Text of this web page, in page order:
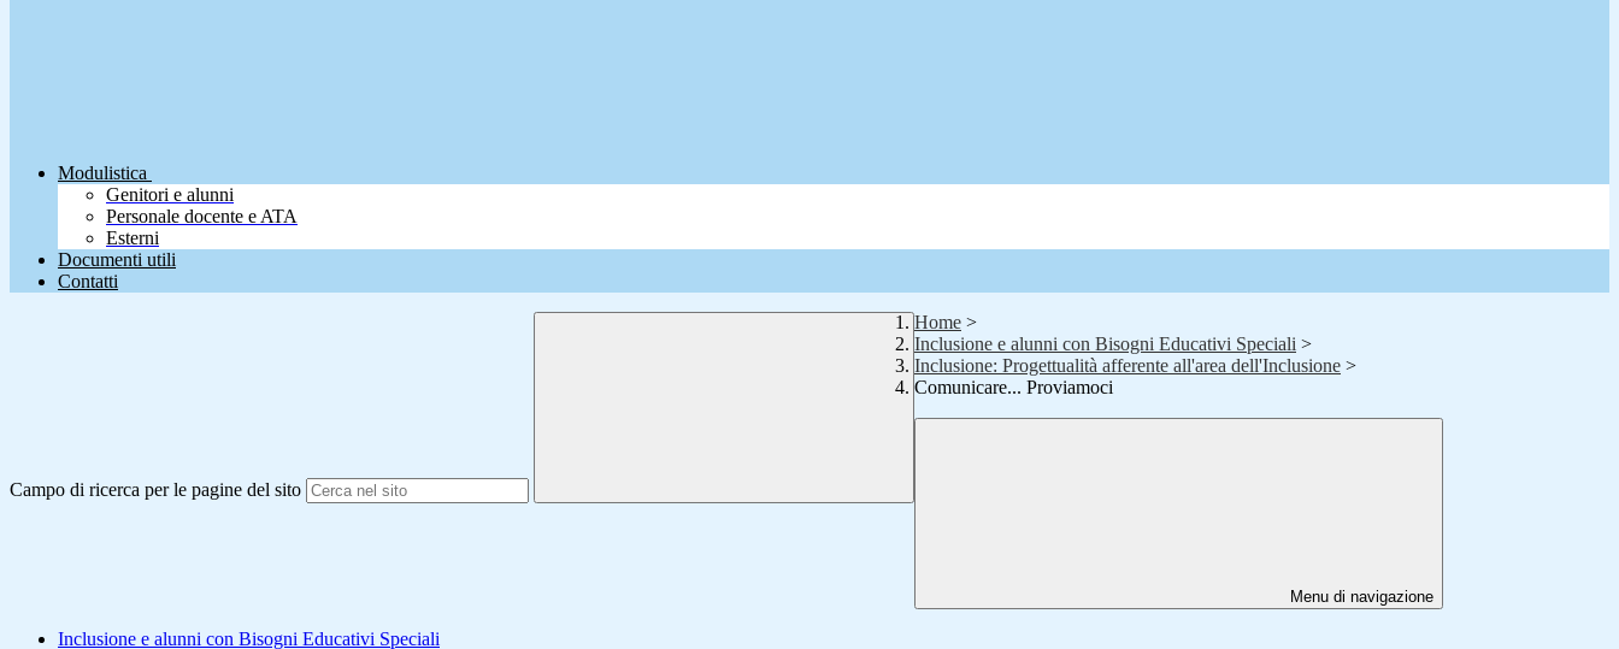
Modulistica
Genitori e alunni
Personale docente e ATA
Esterni
Documenti utili
Contatti
Campo di ricerca per le pagine del sito
Home >
Inclusione e alunni con Bisogni Educativi Speciali >
Inclusione: Progettualità afferente all'area dell'Inclusione >
Comunicare... Proviamoci
Menu di navigazione
Inclusione e alunni con Bisogni Educativi Speciali